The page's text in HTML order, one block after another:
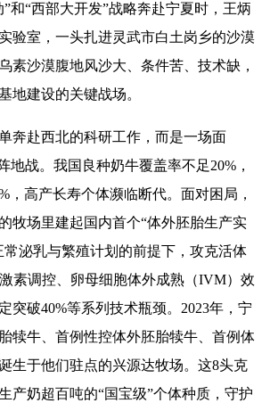
和“西部大开发”战略奔赴宁夏时，王炳
验室，一头扎进灵武市白土岗乡的沙漠
素沙漠腹地风沙大、条件苦、技术缺，
地建设的关键战场。
奔赴西北的科研工作，而是一场面
地战。我国良种奶牛覆盖率不足20%，
，高产长寿个体濒临断代。面对困局，
牧场里建起国内首个“体外胚胎生产实
常泌乳与繁殖计划的前提下，攻克活体
素调控、卵母细胞体外成熟（IVM）效
突破40%等系列技术瓶颈。2023年，宁
犊牛、首例性控体外胚胎犊牛、首例体
生于他们驻点的兴源达牧场。这8头克
产奶超百吨的“国宝级”个体种质，守护